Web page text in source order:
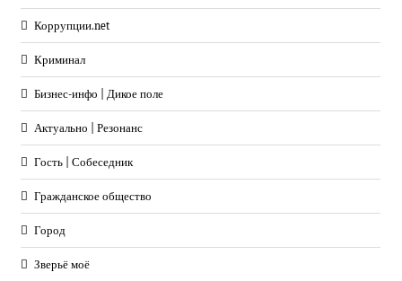
Коррупции.net
Криминал
Бизнес-инфо | Дикое поле
Актуально | Резонанс
Гость | Собеседник
Гражданское общество
Город
Зверьё моё